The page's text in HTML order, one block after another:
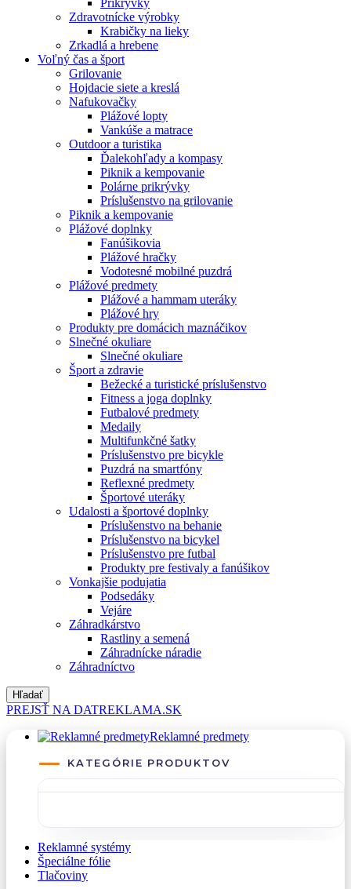
Prikrývky
Zdravotnícke výrobky
Krabičky na lieky
Zrkadlá a hrebene
Voľný čas a šport
Grilovanie
Hojdacie siete a kreslá
Nafukovačky
Plážové lopty
Vankúše a matrace
Outdoor a turistika
Ďalekohľady a kompasy
Piknik a kempovanie
Polárne prikrývky
Príslušenstvo na grilovanie
Piknik a kempovanie
Plážové doplnky
Fanúšikovia
Plážové hračky
Vodotesné mobilné puzdrá
Plážové predmety
Plážové a hammam uteráky
Plážové hry
Produkty pre domácich maznáčikov
Slnečné okuliare
Slnečné okuliare
Šport a zdravie
Bežecké a turistické príslušenstvo
Fitness a joga doplnky
Futbalové predmety
Medaily
Multifunkčné šatky
Príslušenstvo pre bicykle
Puzdrá na smartfóny
Reflexné predmety
Športové uteráky
Udalosti a športové doplnky
Príslušenstvo na behanie
Príslušenstvo na bicykel
Príslušenstvo pre futbal
Produkty pre festivaly a fanúšikov
Vonkajšie podujatia
Podsedáky
Vejáre
Záhradkárstvo
Rastliny a semená
Záhradnícke náradie
Záhradníctvo
Hľadať
PREJSŤ NA DATREKLAMA.SK
Reklamné predmety
KATEGÓRIE PRODUKTOV
Reklamné systémy
Špeciálne fólie
Tlačoviny